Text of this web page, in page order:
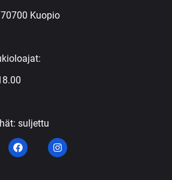
Kuopio
suljettu